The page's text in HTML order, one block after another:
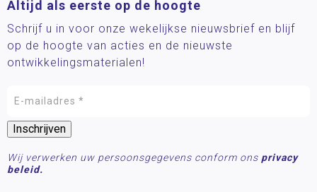
Altijd als eerste op de hoogte
Schrijf u in voor onze wekelijkse nieuwsbrief en blijf
op de hoogte van acties en de nieuwste
ontwikkelingsmaterialen!
Wij verwerken uw persoonsgegevens conform ons privacy
beleid.